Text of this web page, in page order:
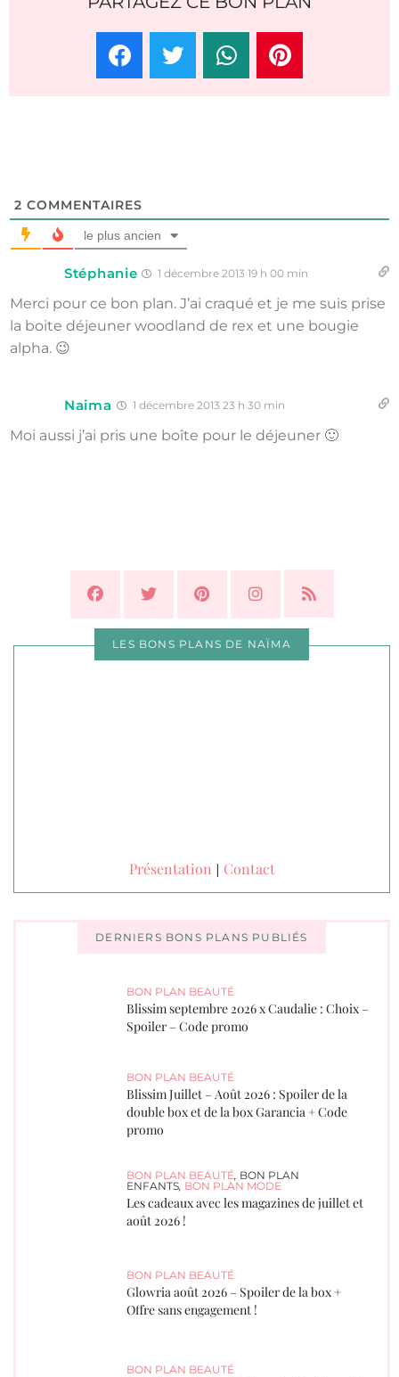
2 COMMENTAIRES
le plus ancien
Stéphanie 1 décembre 2013 19 h 00 min
Merci pour ce bon plan. J’ai craqué et je me suis prise
la boite déjeuner woodland de rex et une bougie
alpha. 😉
Naima 1 décembre 2013 23 h 30 min
Moi aussi j’ai pris une boîte pour le déjeuner 🙂
LES BONS PLANS DE NAÏMA
Présentation | Contact
DERNIERS BONS PLANS PUBLIÉS
BON PLAN BEAUTÉ
Blissim septembre 2026 x Caudalie : Choix –
Spoiler – Code promo
BON PLAN BEAUTÉ
Blissim Juillet – Août 2026 : Spoiler de la
double box et de la box Garancia + Code
promo
BON PLAN BEAUTÉ, BON PLAN
ENFANTS, BON PLAN MODE
Les cadeaux avec les magazines de juillet et
août 2026 !
BON PLAN BEAUTÉ
Glowria août 2026 – Spoiler de la box +
Offre sans engagement !
BON PLAN BEAUTÉ